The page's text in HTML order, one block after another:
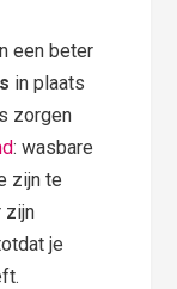
een beter
in plaats
zorgen
: wasbare
zijn te
zijn
je